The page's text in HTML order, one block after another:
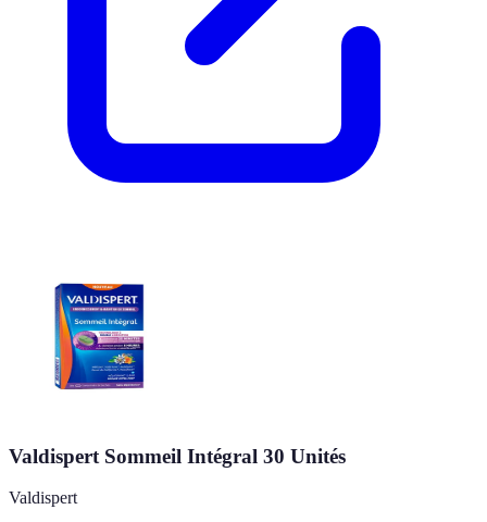
Valdispert Sommeil Intégral 30 Unités
Valdispert